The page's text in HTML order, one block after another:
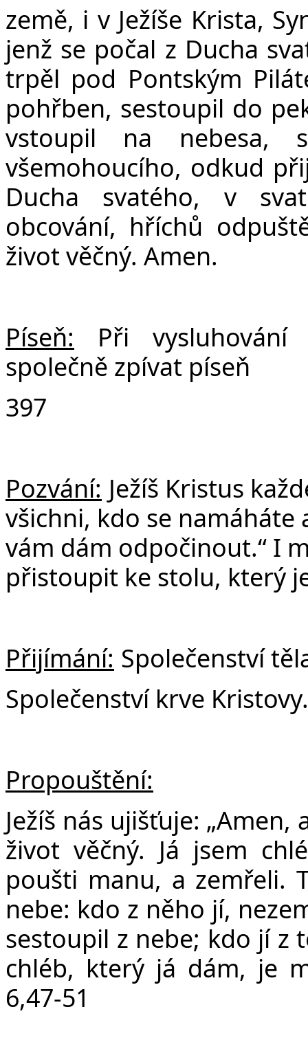
země, i v Ježíše Krista,
jenž se počal z Ducha
trpěl pod Pontským
pohřben, sestoupil do
vstoupil na nebesa,
všemohoucího, odkud
Ducha svatého, v
obcování, hříchů
život věčný. Amen.
Píseň:
Při
společně zpívat píseň
397
Pozvání: Ježíš Kristus
všichni, kdo se namáháte
vám dám odpočinout.“ I
přistoupit ke stolu, který
Přijímání: Společenství
Společenství krve Kristovy.
Propouštění:
Ježíš nás ujišťuje:
život věčný. Já jsem
poušti manu, a zemřeli.
nebe: kdo z něho jí,
sestoupil z nebe; kdo jí z
chléb, který já dám, je
6,47-51